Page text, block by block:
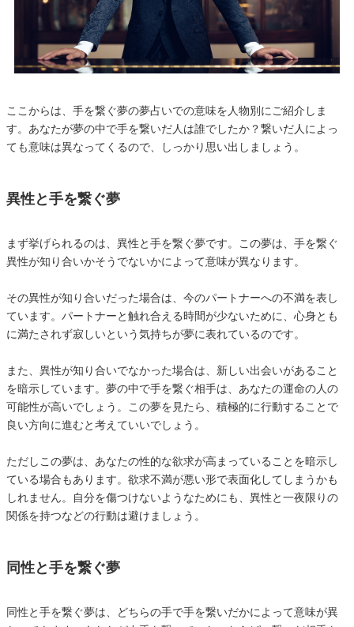
ここからは、手を繋ぐ夢の夢占いでの意味を人物別にご紹介しま
す。あなたが夢の中で手を繋いだ人は誰でしたか？繋いだ人によっ
ても意味は異なってくるので、しっかり思い出しましょう。
異性と手を繋ぐ夢
まず挙げられるのは、異性と手を繋ぐ夢です。この夢は、手を繋ぐ
異性が知り合いかそうでないかによって意味が異なります。
その異性が知り合いだった場合は、今のパートナーへの不満を表し
ています。パートナーと触れ合える時間が少ないために、心身とも
に満たされず寂しいという気持ちが夢に表れているのです。
また、異性が知り合いでなかった場合は、新しい出会いがあること
を暗示しています。夢の中で手を繋ぐ相手は、あなたの運命の人の
可能性が高いでしょう。この夢を見たら、積極的に行動することで
良い方向に進むと考えていいでしょう。
ただしこの夢は、あなたの性的な欲求が高まっていることを暗示し
ている場合もあります。欲求不満が悪い形で表面化してしまうかも
しれません。自分を傷つけないようなためにも、異性と一夜限りの
関係を持つなどの行動は避けましょう。
同性と手を繋ぐ夢
同性と手を繋ぐ夢は、どちらの手で手を繋いだかによって意味が異